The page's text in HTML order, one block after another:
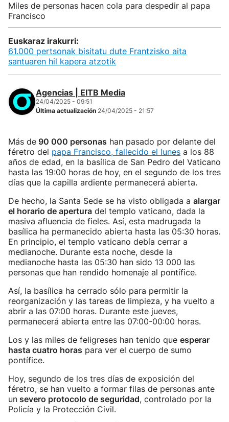
Miles de personas hacen cola para despedir al papa
Francisco
Euskaraz irakurri:
61.000 pertsonak bisitatu dute Frantzisko aita
santuaren hil kapera atzotik
Agencias | EITB Media
24/04/2025 - 09:51
Última actualización 24/04/2025 - 21:57
Más de 90 000 personas han pasado por delante del
féretro del papa Francisco, fallecido el lunes a los 88
años de edad, en la basílica de San Pedro del Vaticano
hasta las 19:00 horas de hoy, en el segundo de los tres
días que la capilla ardiente permanecerá abierta.
De hecho, la Santa Sede se ha visto obligada a alargar
el horario de apertura del templo vaticano, dada la
masiva afluencia de fieles. Así, esta madrugada la
basílica ha permanecido abierta hasta las 05:30 horas.
En principio, el templo vaticano debía cerrar a
medianoche. Durante esta noche, desde la
medianoche hasta las 05:30 han sido 13 000 las
personas que han rendido homenaje al pontífice.
Así, la basílica ha cerrado sólo para permitir la
reorganización y las tareas de limpieza, y ha vuelto a
abrir a las 07:00 horas. Durante este jueves,
permanecerá abierta entre las 07:00-00:00 horas.
Los y las miles de feligreses han tenido que esperar
hasta cuatro horas para ver el cuerpo de sumo
pontífice.
Hoy, segundo de los tres días de exposición del
féretro, se han vuelto a formar filas de personas ante
un severo protocolo de seguridad, controlado por la
Policía y la Protección Civil.